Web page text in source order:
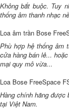
Không bắt buộc. Tuy
thống âm thanh nhạc
Loa âm trần Bose
Phù hợp hệ thống âm
cửa hàng bán lẻ...
mại quy mô vừa...
Loa Bose FreeSpace
Hàng chính hãng được
tại Việt Nam.